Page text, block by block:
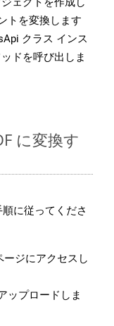
トを変換します
クラス インス
ドを呼び出しま
に変換す
に従ってくださ
ージにアクセスし
ップロードしま